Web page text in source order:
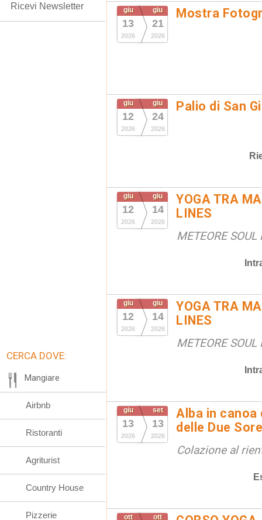
giu
13
2026
giu
21
2026
Mostra
giu
12
2026
giu
24
2026
Palio di San
giu
12
2026
giu
14
2026
YOGA TRA
LINES
METEORE
giu
12
2026
giu
14
2026
YOGA TRA
LINES
METEORE
giu
13
2026
set
13
2026
Alba in canoa
delle Due
Colazione al
ott ott
Ricevi Newsletter
CERCA DOVE:
Mangiare
Airbnb
Ristoranti
Agriturist
Country House
Pizzerie